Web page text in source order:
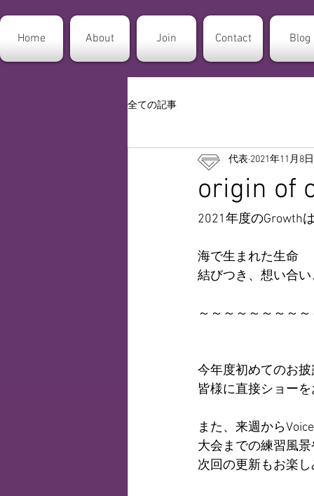
Home About Join Contact Blog
全ての記事
origin of
代表 2021年11月8日
2021年度のGrowth
海で生まれた生命
結びつき、想い合
～～～～～～～～
今年度初めてのお披
皆様に直接ショー
また、来週から
大会までの練習風
次回の更新もお楽